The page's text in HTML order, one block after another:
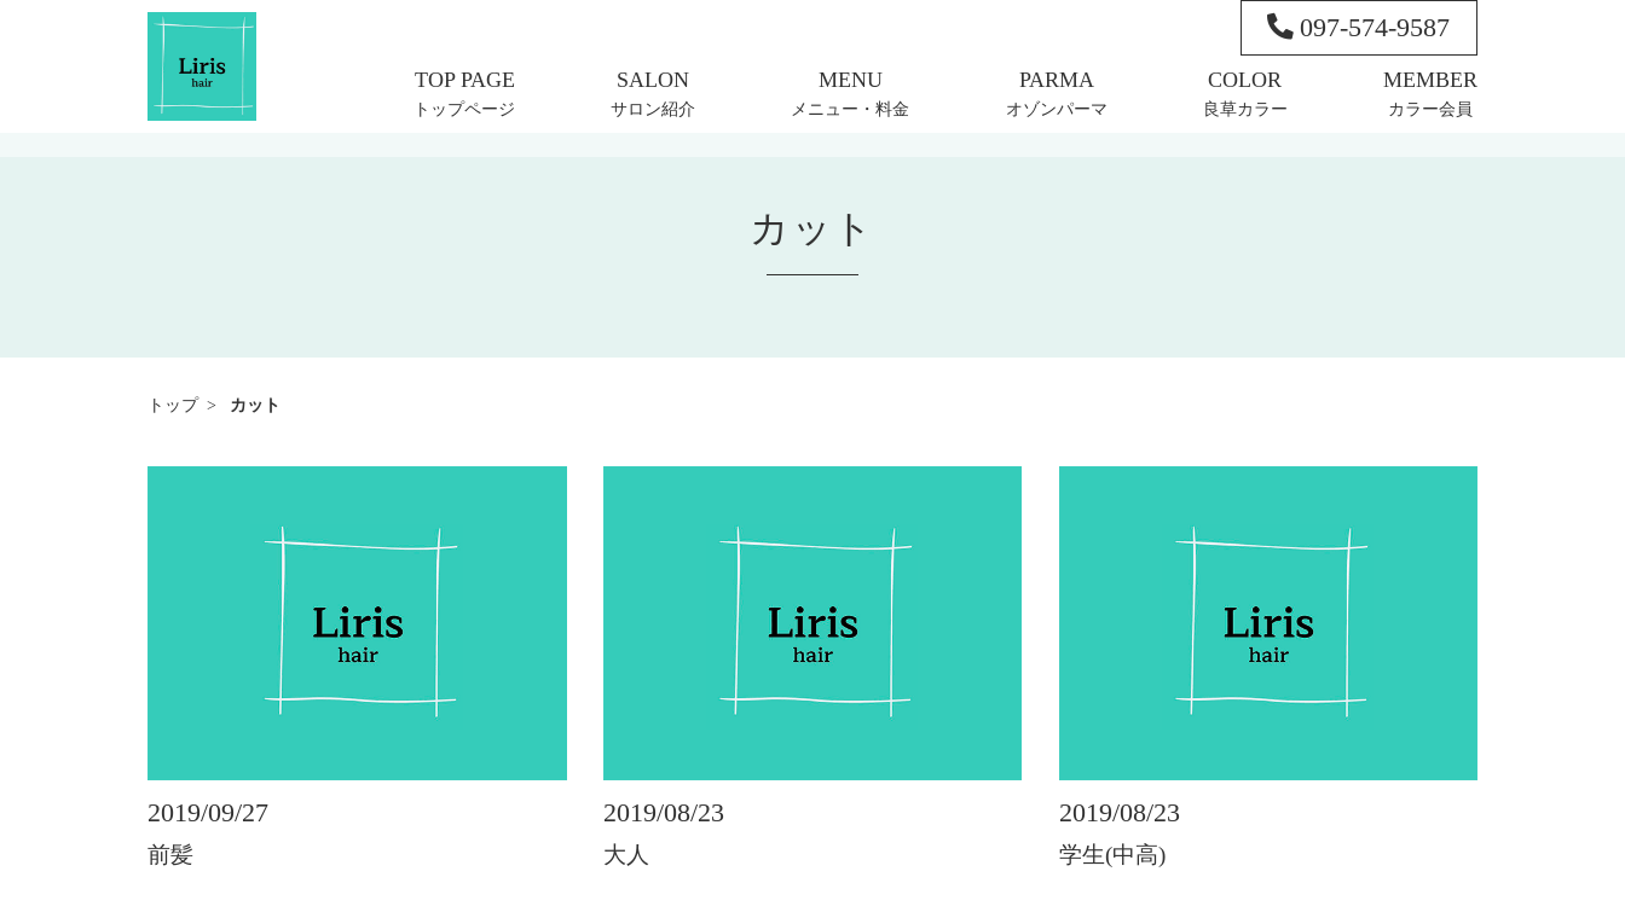
097-574-9587
トップページ サロン紹介 メニュー・料金 オゾンパーマ 良草カラー カラー会員
カット
トップ カット
2019/09/27
前髪
2019/08/23
大人
2019/08/23
学生(中高)